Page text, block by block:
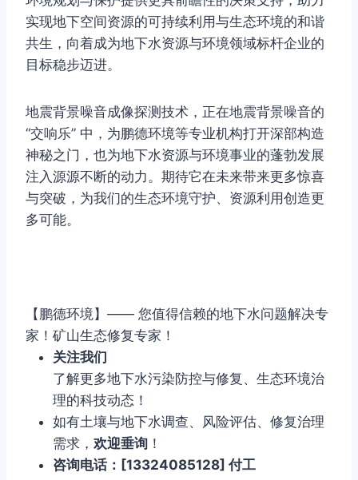
实现地下空间资源的可持续利用与生态环境的和谐
共生，向着成为地下水资源与环境领域标杆企业的
目标稳步迈进。
地震背景噪音成像探测技术，正在地震背景噪音的
“交响乐” 中，为鹏德环境等专业机构打开深部构造
神秘之门，也为地下水资源与环境事业的蓬勃发展
注入源源不断的动力。期待它在未来带来更多惊喜
与突破，为我们的生态环境守护、资源利用创造更
多可能。
【鹏德环境】—— 您值得信赖的地下水问题解决专
家！矿山生态修复专家！
关注我们
了解更多地下水污染防控与修复、生态环境治
理的科技动态！
如有土壤与地下水调查、风险评估、修复治理
需求， 欢迎垂询 ！
咨询电话：[13324085128] 付工